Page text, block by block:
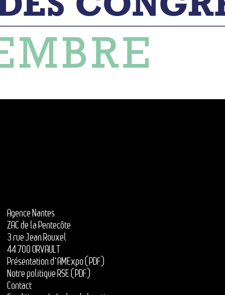
Agence Nantes
ZAC de la Pentecôte
3 rue Jean Rouxel
44 700 ORVAULT
Présentation d'AMExpo (PDF)
Notre politique RSE (PDF)
Contact